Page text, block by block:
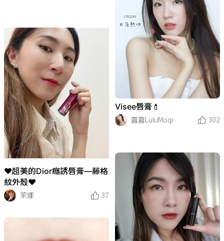
Visee唇膏💄
露露LuluMoqi
302
❤️超美的Dior癮誘唇膏—藤格
紋外殼❤️
茉娜
37